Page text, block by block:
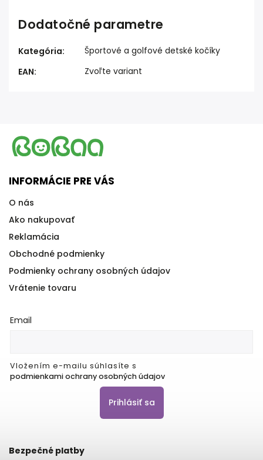
Dodatočné parametre
Kategória:
Športové a golfové detské kočíky
EAN: Zvoľte variant
INFORMÁCIE PRE VÁS
O nás
Ako nakupovať
Reklamácia
Obchodné podmienky
Podmienky ochrany osobných údajov
Vrátenie tovaru
Email
Vložením e-mailu súhlasíte s
podmienkami ochrany osobných údajov
Prihlásiť sa
Bezpečné platby